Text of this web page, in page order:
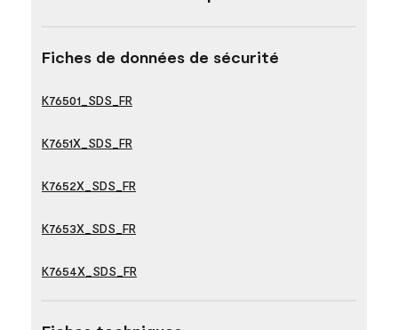
Fiches de données de sécurité
K76501_SDS_FR
K7651X_SDS_FR
K7652X_SDS_FR
K7653X_SDS_FR
K7654X_SDS_FR